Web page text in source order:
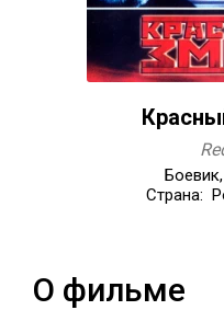
Страна:
О фильме